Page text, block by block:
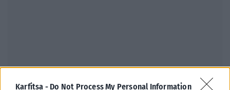
Karfitsa - Do Not Process My Personal Information